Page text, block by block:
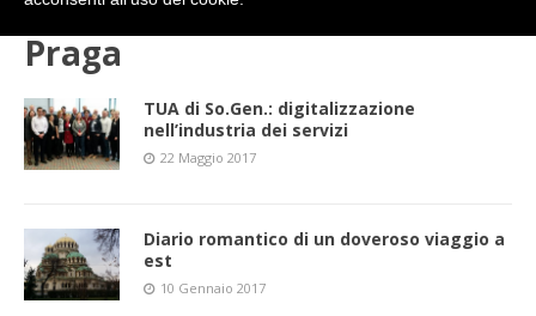
Praga
TUA di So.Gen.: digitalizzazione
nell’industria dei servizi
22 Maggio 2017
Diario romantico di un doveroso viaggio a
est
10 Gennaio 2017